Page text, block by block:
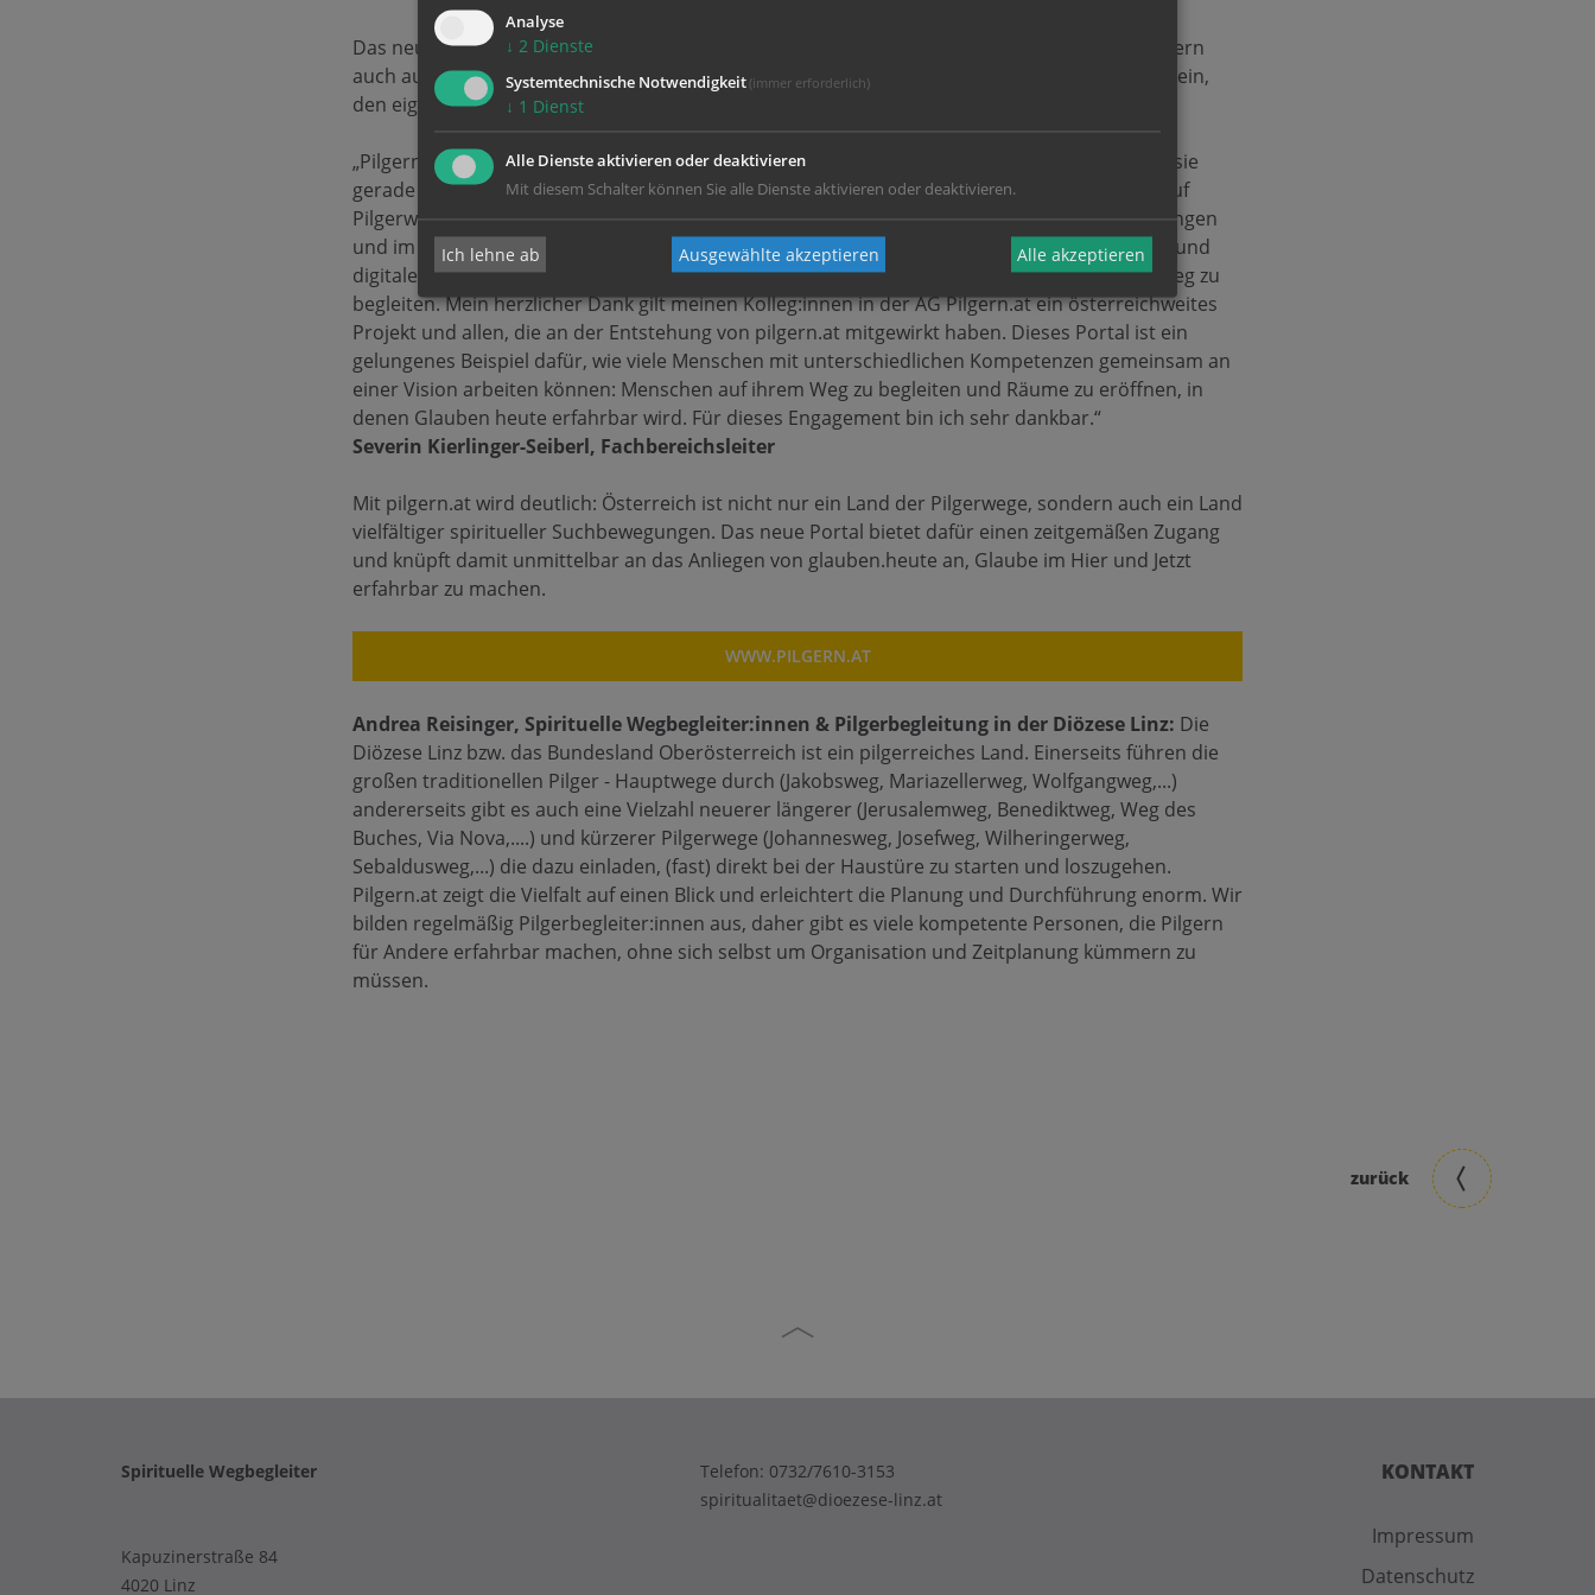
Das neue Portal macht sichtbar, dass Glauben nicht nur in Kirchenräumen stattfindet, sondern
auch auf Wegen, in der Natur und in den Begegnungen mit anderen Menschen. Es lädt dazu ein,
den eigenen Lebensweg bewusst als Glaubensweg zu verstehen.
„Pilgern und glauben.heute verbindet die gleiche Grundidee: Menschen dort abzuholen, wo sie
gerade unterwegs sind. Viele suchen heute nicht zuerst Antworten, sondern Erfahrungen. Auf
Pilgerwegen wird Glauben mit allen Sinnen erfahrbar – im Gehen, im Schweigen, in Begegnungen
und im Staunen. Das neue Portal pilgern.at zeigt eindrucksvoll, wie traditionelle Spiritualität und
digitale Kommunikation zusammenwirken können, um Menschen auf ihrem persönlichen Weg zu
begleiten. Mein herzlicher Dank gilt meinen Kolleg:innen in der AG Pilgern.at ein österreichweites
Projekt und allen, die an der Entstehung von pilgern.at mitgewirkt haben. Dieses Portal ist ein
gelungenes Beispiel dafür, wie viele Menschen mit unterschiedlichen Kompetenzen gemeinsam an
einer Vision arbeiten können: Menschen auf ihrem Weg zu begleiten und Räume zu eröffnen, in
denen Glauben heute erfahrbar wird. Für dieses Engagement bin ich sehr dankbar.“
Severin Kierlinger-Seiberl, Fachbereichsleiter
Mit pilgern.at wird deutlich: Österreich ist nicht nur ein Land der Pilgerwege, sondern auch ein Land
vielfältiger spiritueller Suchbewegungen. Das neue Portal bietet dafür einen zeitgemäßen Zugang
und knüpft damit unmittelbar an das Anliegen von glauben.heute an, Glaube im Hier und Jetzt
erfahrbar zu machen.
WWW.PILGERN.AT
Andrea Reisinger, Spirituelle Wegbegleiter:innen & Pilgerbegleitung in der Diözese Linz: Die
Diözese Linz bzw. das Bundesland Oberösterreich ist ein pilgerreiches Land. Einerseits führen die
großen traditionellen Pilger - Hauptwege durch (Jakobsweg, Mariazellerweg, Wolfgangweg,...)
andererseits gibt es auch eine Vielzahl neuerer längerer (Jerusalemweg, Benediktweg, Weg des
Buches, Via Nova,....) und kürzerer Pilgerwege (Johannesweg, Josefweg, Wilheringerweg,
Sebaldusweg,...) die dazu einladen, (fast) direkt bei der Haustüre zu starten und loszugehen.
Pilgern.at zeigt die Vielfalt auf einen Blick und erleichtert die Planung und Durchführung enorm. Wir
bilden regelmäßig Pilgerbegleiter:innen aus, daher gibt es viele kompetente Personen, die Pilgern
für Andere erfahrbar machen, ohne sich selbst um Organisation und Zeitplanung kümmern zu
müssen.
zurück
KONTAKT
Impressum
Datenschutz
Spirituelle Wegbegleiter
Kapuzinerstraße 84
4020 Linz
Telefon: 0732/7610-3153
spiritualitaet@dioezese-linz.at
Analyse
↓ 2 Dienste
Systemtechnische Notwendigkeit (immer erforderlich)
↓ 1 Dienst
Alle Dienste aktivieren oder deaktivieren
Mit diesem Schalter können Sie alle Dienste aktivieren oder deaktivieren.
Ich lehne ab Ausgewählte akzeptieren Alle akzeptieren